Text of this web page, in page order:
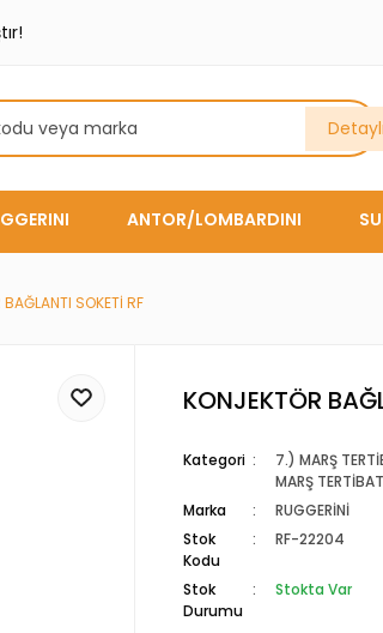
ANTOR/LOMBARDINI
SOKETİ RF
KONJEKTÖR
Kategori 7.) MARŞ
MARŞ
Marka
RUGGERİNİ
Stok
Kodu
RF-22204
Stok
Durumu
Stokta Var